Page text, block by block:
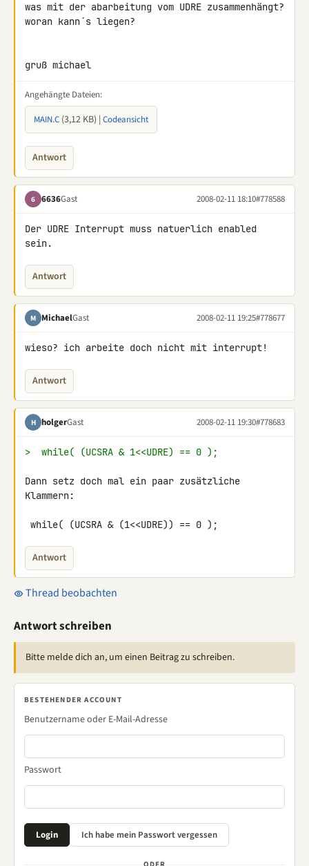
was mit der abarbeitung vom UDRE zusammenhängt?
woran kann´s liegen?
gruß michael
Angehängte Dateien:
MAIN.C (3,12 KB) | Codeansicht
Antwort
6 6636Gast 2008-02-11 18:10#778588
Der UDRE Interrupt muss natuerlich enabled
sein.
Antwort
M MichaelGast 2008-02-11 19:25#778677
wieso? ich arbeite doch nicht mit interrupt!
Antwort
H holgerGast 2008-02-11 19:30#778683
>  while( (UCSRA & 1<<UDRE) == 0 );
Dann setz doch mal ein paar zusätzliche
Klammern:
while( (UCSRA & (1<<UDRE)) == 0 );
Antwort
Thread beobachten
Antwort schreiben
Bitte melde dich an, um einen Beitrag zu schreiben.
BESTEHENDER ACCOUNT
Benutzername oder E-Mail-Adresse
Passwort